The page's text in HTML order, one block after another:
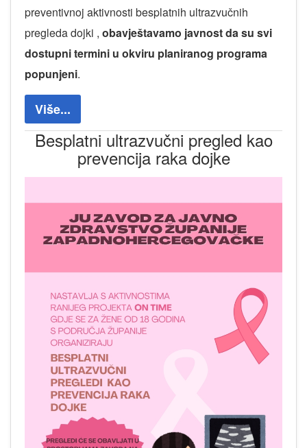
preventivnoj aktivnosti besplatnih ultrazvučnih
pregleda dojki , obavještavamo javnost da su svi
dostupni termini u okviru planiranog programa
popunjeni.
Više...
Besplatni ultrazvučni pregled kao
prevencija raka dojke